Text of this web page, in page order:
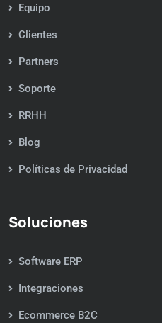
Equipo
Clientes
Partners
Soporte
RRHH
Blog
Políticas de Privacidad
Soluciones
Software ERP
Integraciones
Ecommerce B2C